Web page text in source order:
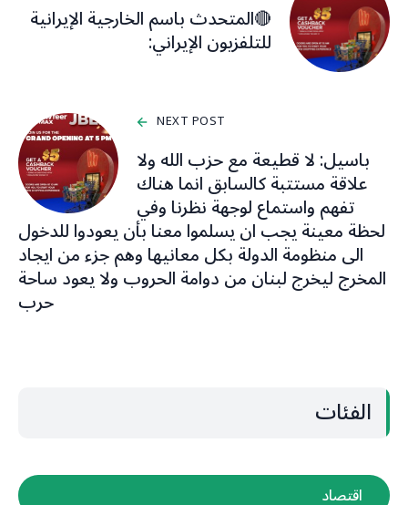
🔴المتحدث باسم الخارجية الإيرانية
للتلفزيون الإيراني:
NEXT POST
باسيل: لا قطيعة مع حزب الله ولا
علاقة مستتبة كالسابق انما هناك
تفهم واستماع لوجهة نظرنا وفي
لحظة معينة يجب ان يسلموا معنا بأن يعودوا للدخول
الى منظومة الدولة بكل معانيها وهم جزء من ايجاد
المخرج ليخرج لبنان من دوامة الحروب ولا يعود ساحة
حرب
الفئات
اقتصاد